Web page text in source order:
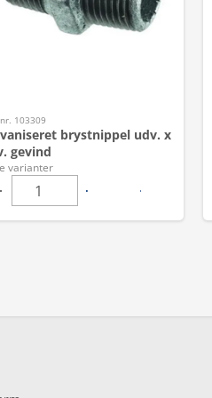
103309
brystnippel udv. x
gevind
varianter